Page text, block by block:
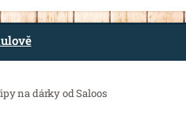
na dárky od Saloos